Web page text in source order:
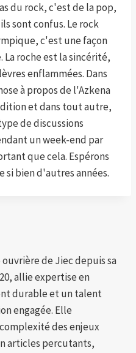
du rock, c'est de la pop,
sont confus. Le rock
c'est une façon
roche est la sincérité,
enflammées. Dans
à propos de l'Azkena
et dans tout autre,
de discussions
un week-end par
que cela. Espérons
si bien d'autres années.
de Jiec depuis sa
allie expertise en
durable et un talent
engagée. Elle
des enjeux
articles percutants,